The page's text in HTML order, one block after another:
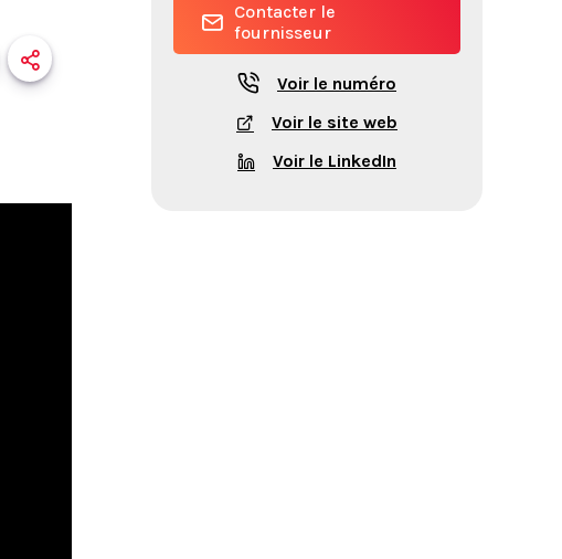
Contacter le
fournisseur
Voir le numéro
Voir le site web
Voir le LinkedIn